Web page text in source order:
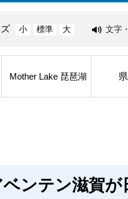
小 標準 大 文字
Mother Lake 琵琶湖
ベンテン滋賀が